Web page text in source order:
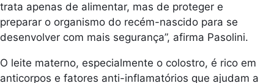
trata apenas de alimentar, mas de proteger e
preparar o organismo do recém-nascido para se
desenvolver com mais segurança”, afirma Pasolini.
O leite materno, especialmente o colostro, é rico em
anticorpos e fatores anti-inflamatórios que ajudam a